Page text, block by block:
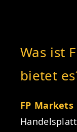
Was ist
bietet
FP Markets